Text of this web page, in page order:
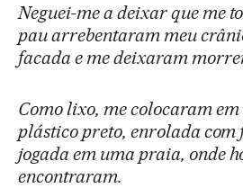
Neguei-me a deixar que me
pau arrebentaram meu
facada e me deixaram
Como lixo, me colocaram em
plástico preto, enrolada com
jogada em uma praia, onde
encontraram.